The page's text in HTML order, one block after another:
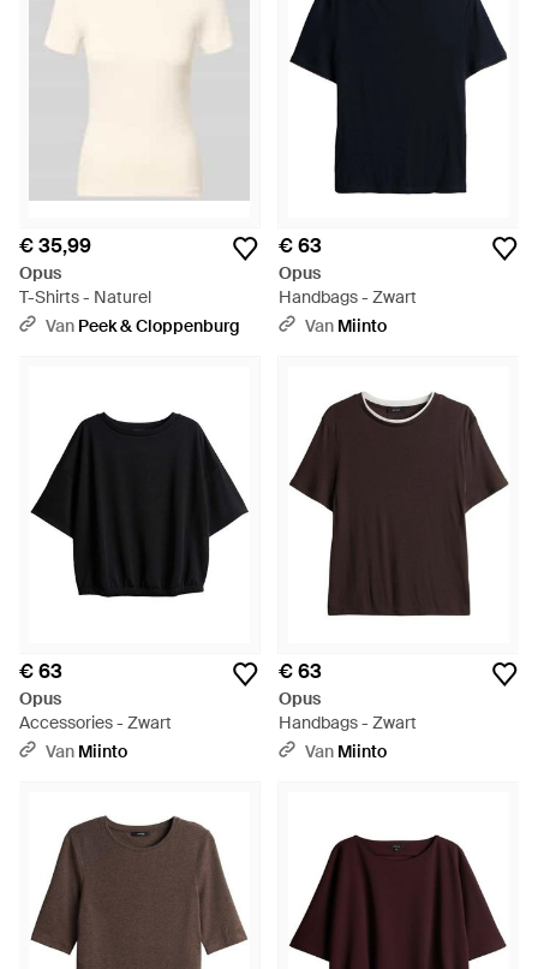
€ 35,99
Opus
T-Shirts - Naturel
Van Peek & Cloppenburg
€ 63
Opus
Handbags - Zwart
Van Miinto
€ 63
Opus
Accessories - Zwart
Van Miinto
€ 63
Opus
Handbags - Zwart
Van Miinto